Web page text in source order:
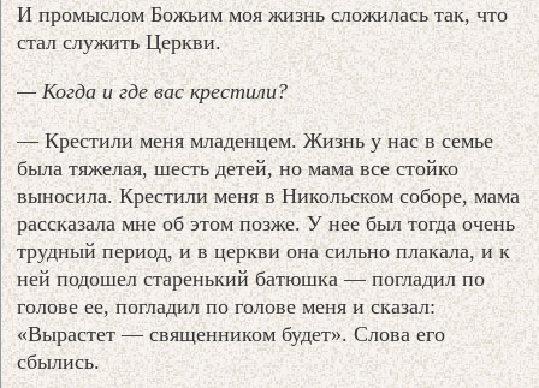
И промыслом Божьим моя жизнь сложилась так, что
стал служить Церкви.
— Когда и где вас крестили?
— Крестили меня младенцем. Жизнь у нас в семье
была тяжелая, шесть детей, но мама все стойко
выносила. Крестили меня в Никольском соборе, мама
рассказала мне об этом позже. У нее был тогда очень
трудный период, и в церкви она сильно плакала, и к
ней подошел старенький батюшка — погладил по
голове ее, погладил по голове меня и сказал:
«Вырастет — священником будет». Слова его
сбылись.